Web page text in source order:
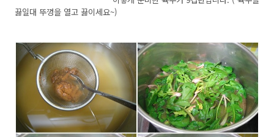
끓일대 뚜껑을 열고 끓이세요~)